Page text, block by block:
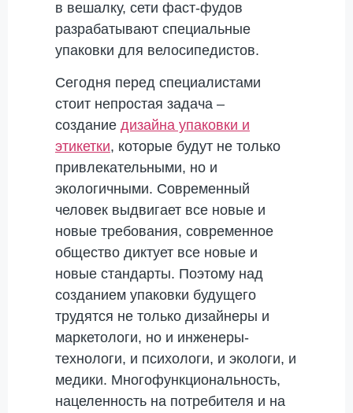
в вешалку, сети фаст-фудов
разрабатывают специальные
упаковки для велосипедистов.
Сегодня перед специалистами
стоит непростая задача –
создание дизайна упаковки и
этикетки, которые будут не только
привлекательными, но и
экологичными. Современный
человек выдвигает все новые и
новые требования, современное
общество диктует все новые и
новые стандарты. Поэтому над
созданием упаковки будущего
трудятся не только дизайнеры и
маркетологи, но и инженеры-
технологи, и психологи, и экологи, и
медики. Многофункциональность,
нацеленность на потребителя и на